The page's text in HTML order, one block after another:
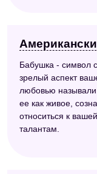
Бабушка - символ
зрелый аспект
любовью
ее как живое,
относиться к
талантам.